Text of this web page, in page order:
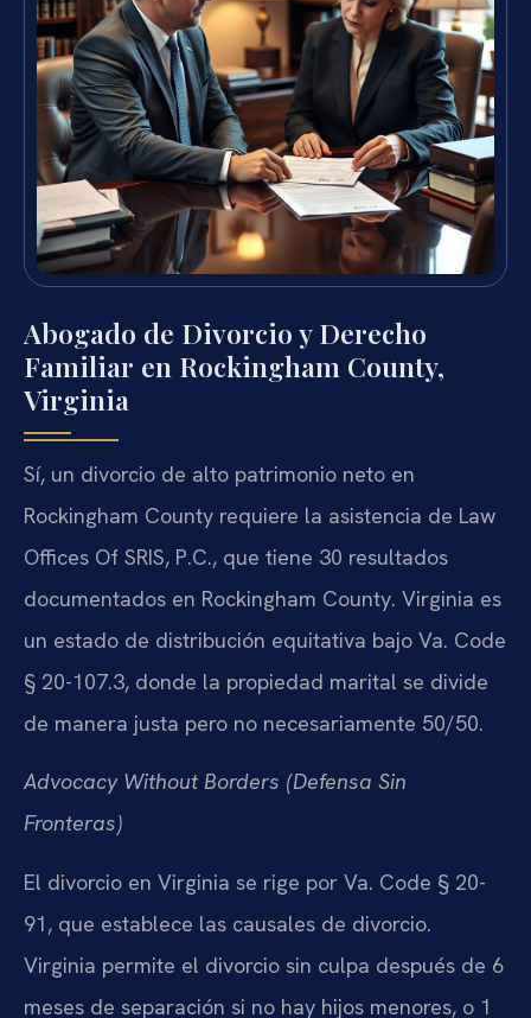
Abogado de Divorcio y Derecho
Familiar en Rockingham County,
Virginia
Sí, un divorcio de alto patrimonio neto en
Rockingham County requiere la asistencia de Law
Offices Of SRIS, P.C., que tiene 30 resultados
documentados en Rockingham County. Virginia es
un estado de distribución equitativa bajo Va. Code
§ 20-107.3, donde la propiedad marital se divide
de manera justa pero no necesariamente 50/50.
Advocacy Without Borders (Defensa Sin
Fronteras)
El divorcio en Virginia se rige por Va. Code § 20-
91, que establece las causales de divorcio.
Virginia permite el divorcio sin culpa después de 6
meses de separación si no hay hijos menores, o 1